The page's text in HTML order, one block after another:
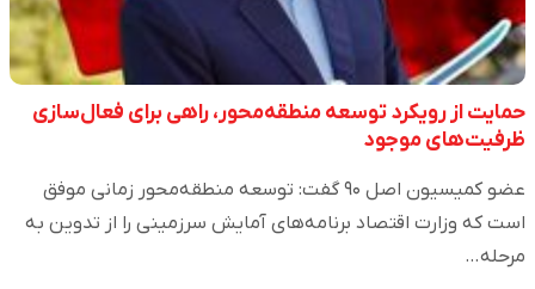
حمایت از رویکرد توسعه منطقه‌محور، راهی برای فعال‌سازی
ظرفیت‌های موجود
عضو کمیسیون اصل ۹۰ گفت: توسعه منطقه‌محور زمانی موفق
است که وزارت اقتصاد برنامه‌های آمایش سرزمینی را از تدوین به
مرحله…